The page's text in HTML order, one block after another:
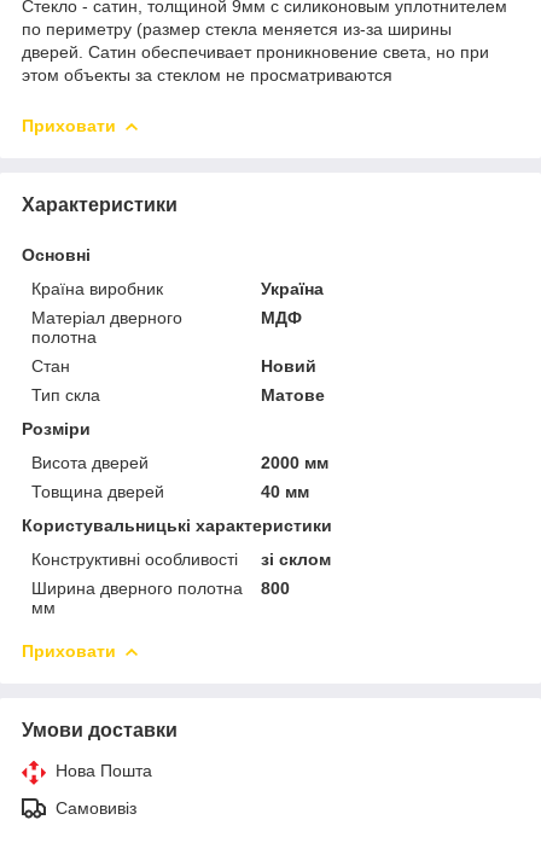
Стекло - сатин, толщиной 9мм с силиконовым уплотнителем
по периметру (размер стекла меняется из-за ширины
дверей. Сатин обеспечивает проникновение света, но при
этом объекты за стеклом не просматриваются
Приховати
Характеристики
Основні
Країна виробник
Україна
Матеріал дверного
полотна
МДФ
Стан
Новий
Тип скла
Матове
Розміри
Висота дверей
2000 мм
Товщина дверей
40 мм
Користувальницькі характеристики
Конструктивні особливості
зі склом
Ширина дверного полотна
мм
800
Приховати
Умови доставки
Нова Пошта
Самовивіз